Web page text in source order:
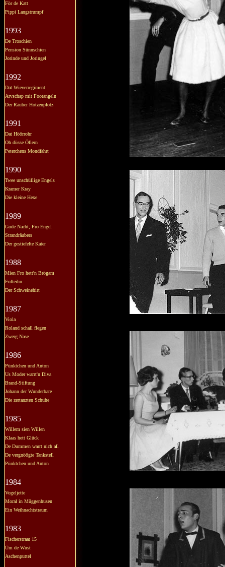
För de Katt
Pippi Langstrumpf
1993
De Troschien
Pension Sünnschien
Jorinde und Joringel
1992
Dat Wieverregiment
Arvschap mit Footangeln
Der Räuber Hotzenplotz
1991
Dat Höörrohr
Oh düsse Öllern
Peterchens Mondfahrt
1990
Twee unschüllige Engels
Kramer Kray
Die kleine Hexe
1989
Gode Nacht, Fro Engel
Strandräubers
Der gestiefelte Kater
1988
Mien Fro hett'n Brögam
Fofteihn
Der Schweinehirt
1987
Viola
Roland schall flegen
Zwerg Nase
1986
Pünktchen und Anton
Us Moder warrt'n Diva
Brand-Stiftung
Johann der Wunderbare
Die zertanzten Schuhe
1985
Willem sien Willen
Klaas hett Glück
De Dummen warrt nich all
De vergnöögte Tankstell
Pünktchen und Anton
1984
Vogeljette
Moral in Müggenhusen
Ein Weihnachtstraum
1983
Fischerstraat 15
Üm de Wust
Aschenputtel